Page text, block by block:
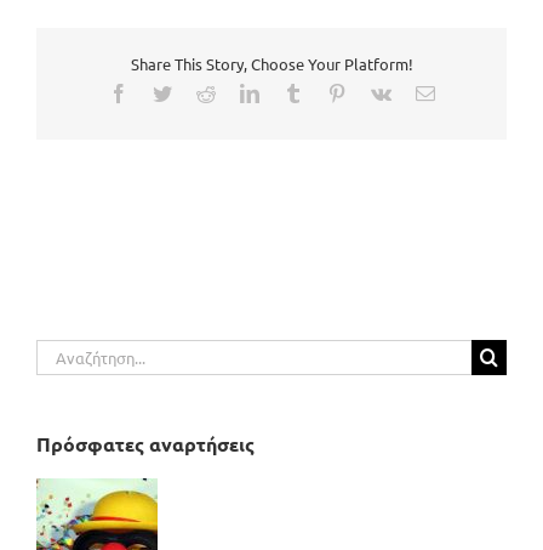
Share This Story, Choose Your Platform!
Facebook
TwitterRedditLinkedInTumblr Pinterest
Vk Email
Αναζήτηση
για:
Πρόσφατες αναρτήσεις